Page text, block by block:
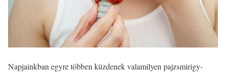
Napjainkban egyre többen küzdenek valamilyen pajzsmirigy-